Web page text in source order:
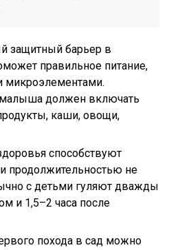
защитный барьер в
правильное питание,
микроэлементами.
должен включать
каши, овощи,
способствуют
продолжительностью не
с детьми гуляют дважды
и 1,5–2 часа после
похода в сад можно